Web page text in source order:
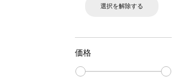
選択を解除する
価格